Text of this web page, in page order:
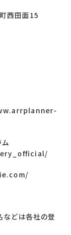
西田面15
などは各社の登